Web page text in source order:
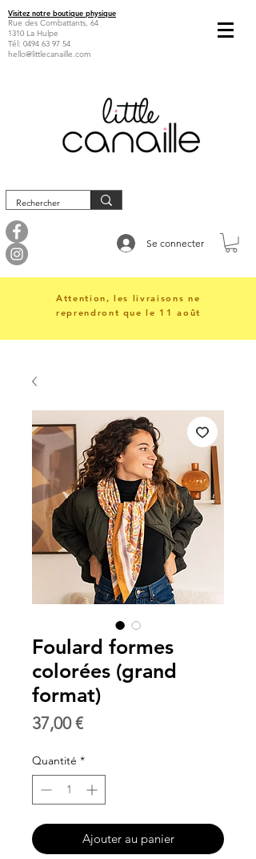
Visitez notre boutique physique
Rue des Combattants, 64
1310 La Hulpe
Tél: 0494 63 97 54
hello@littlecanaille.com
Se connecter
Attention, les livraisons ne
reprendront que le 11 août
Foulard formes
colorées (grand
format)
37,00 €Prix
Quantité *
Ajouter au panier